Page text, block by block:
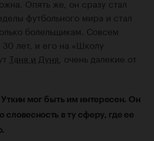
Опять же, он сразу стал
футбольного мира и стал
болельщикам. Совсем
лет, и его на «Школу
Таня и Дуня , очень далекие от
мог быть им интересен. Он
в ту сферу, где ее